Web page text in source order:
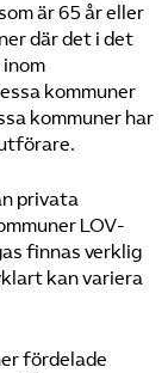
är 65 år eller
där det i det
kommuner
kommuner har
privata
LOV-
finnas verklig
kan variera
fördelade